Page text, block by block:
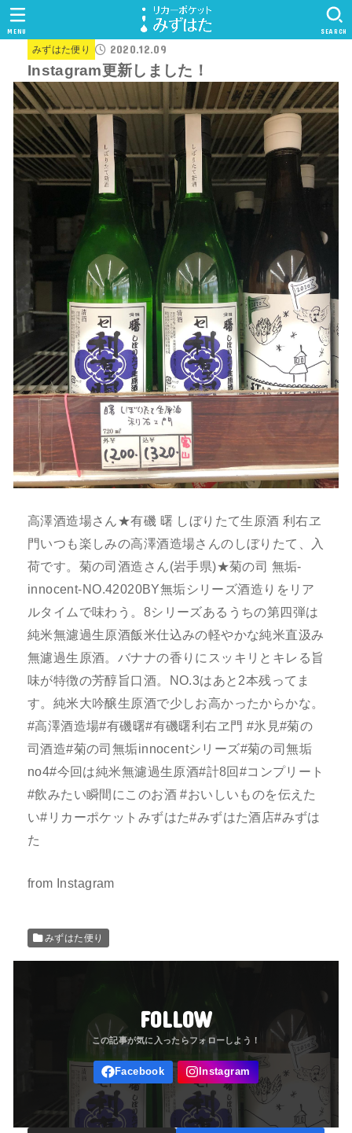
SEARCH
MENU
みずはた便り 2020.12.09
Instagram更新しました！
高澤酒造場さん★有磯 曙 しぼりたて生原酒 利右ヱ
門いつも楽しみの高澤酒造場さんのしぼりたて、入
荷です。菊の司酒造さん(岩手県)★菊の司 無垢-
innocent-NO.42020BY無垢シリーズ酒造りをリア
ルタイムで味わう。8シリーズあるうちの第四弾は
純米無濾過生原酒飯米仕込みの軽やかな純米直汲み
無濾過生原酒。バナナの香りにスッキリとキレる旨
味が特徴の芳醇旨口酒。NO.3はあと2本残ってま
す。純米大吟醸生原酒で少しお高かったからかな。
#高澤酒造場#有磯曙#有磯曙利右ヱ門 #氷見#菊の
司酒造#菊の司無垢innocentシリーズ#菊の司無垢
no4#今回は純米無濾過生原酒#計8回#コンプリート
#飲みたい瞬間にこのお酒 #おいしいものを伝えた
い#リカーポケットみずはた#みずはた酒店#みずは
た
from Instagram
みずはた便り
FOLLOW